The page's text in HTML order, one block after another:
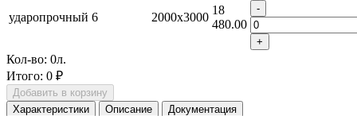
ударопрочный 6 2000x3000
18
480.00
-
+
Кол-во: 0л.
Итого: 0 ₽
Добавить в корзину
Характеристики
Описание Документация